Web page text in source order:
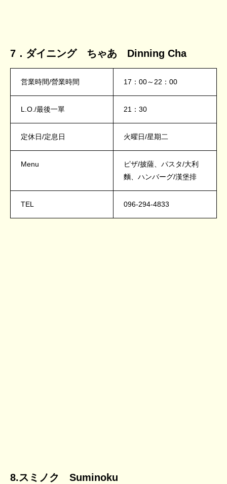
7．ダイニング ちゃあ Dinning Cha
営業時間/營業時間 17：00～22：00
L.O./最後一單 21：30
定休日/定息日 火曜日/星期二
Menu
ピザ/披薩、パスタ/大利
麵、ハンバーグ/漢堡排
TEL 096-294-4833
8.スミノク Suminoku